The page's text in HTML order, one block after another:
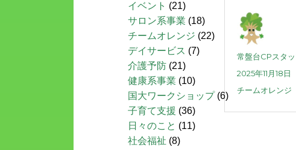
常盤台CPスタ
2025年11月18日
チームオレンジ
イベント (21)
サロン系事業 (18)
チームオレンジ (22)
デイサービス (7)
介護予防 (21)
健康系事業 (10)
国大ワークショップ(6)
子育て支援 (36)
日々のこと (11)
社会福祉 (8)